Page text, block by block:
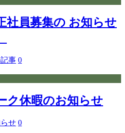
社員募集の お知らせ
事 0
ク休暇のお知らせ
せ 0